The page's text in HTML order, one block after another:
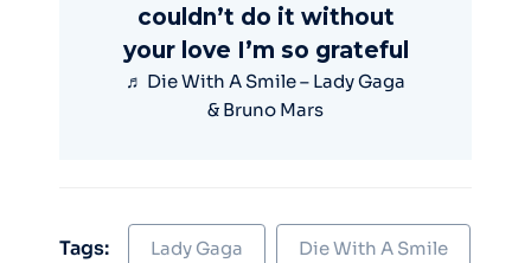
couldn’t do it without
your love I’m so grateful
♬ Die With A Smile – Lady Gaga
& Bruno Mars
Tags: Lady Gaga Die With A Smile